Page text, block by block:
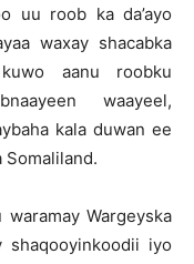
uu roob ka da’ayo
waxay shacabka
aanu roobku
waayeel,
kala duwan ee
Somaliland.
Wargeyska
shaqooyinkoodii iyo